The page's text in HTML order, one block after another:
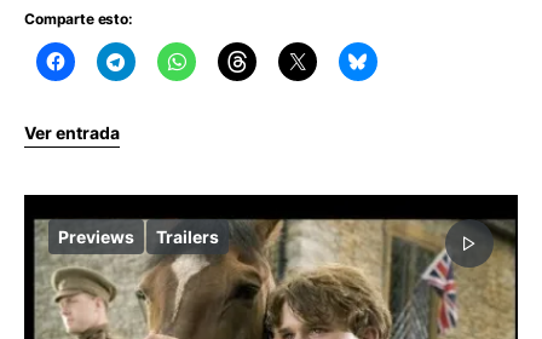
Comparte esto:
Ver entrada
Previews Trailers